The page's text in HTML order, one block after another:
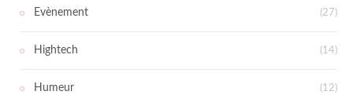
Evènement (27)
Hightech (14)
Humeur (12)